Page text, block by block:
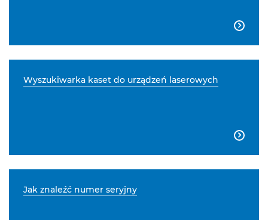

Wyszukiwarka kaset do urządzeń laserowych

Jak znaleźć numer seryjny